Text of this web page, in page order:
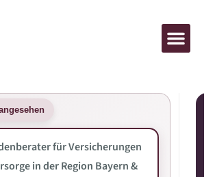
für Versicherungen
in der Region Bayern &